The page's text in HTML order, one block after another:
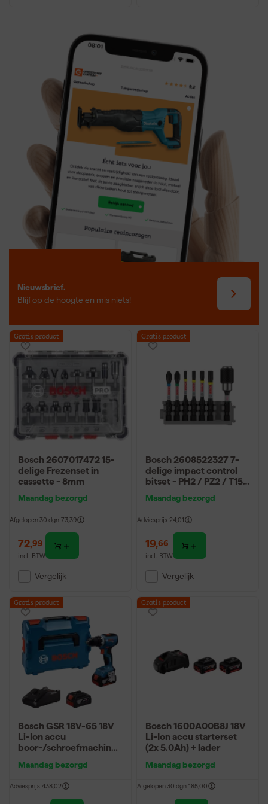
Nieuwsbrief.
Blijf op de hoogte en mis niets!
Gratis product
Bosch 2607017472 15-
delige Frezenset in
cassette - 8mm
Maandag bezorgd
Afgelopen 30 dgn 73,39
72,99
incl. BTW
Vergelijk
Gratis product
Bosch 2608522327 7-
delige impact control
bitset - PH2 / PZ2 / T15 /
Maandag bezorgd
Adviesprijs 24,01
19,66
incl. BTW
Vergelijk
Gratis product
Bosch GSR 18V-65 18V
Li-Ion accu
boor-/schroefmachine
Boxx - 63Nm
Maandag bezorgd
Adviesprijs 438,02
Gratis product
Bosch 1600A00B8J 18V
Li-Ion accu starterset
(2x 5.0Ah) + lader
Maandag bezorgd
Afgelopen 30 dgn 185,00